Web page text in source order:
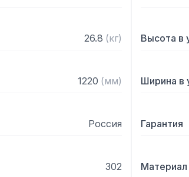
–
–
26.8 (кг) Высота в
1220 (мм) Ширина в
Россия Гарантия
302 Материал